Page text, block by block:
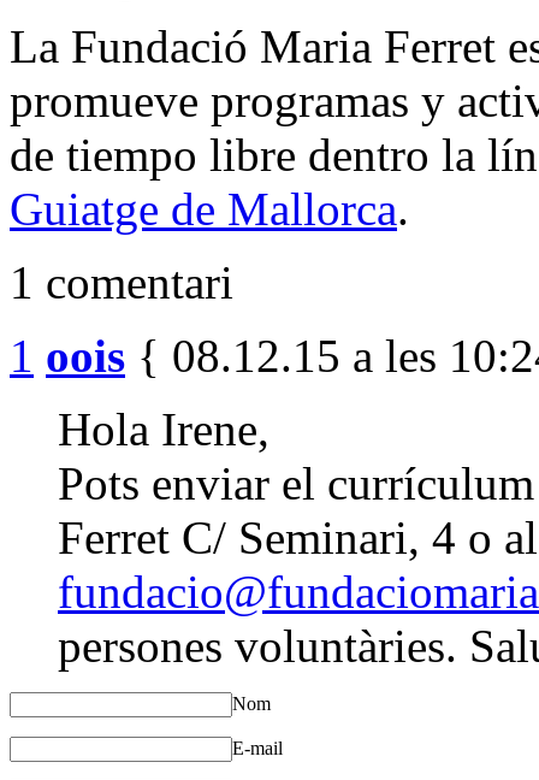
La Fundació Maria Ferret
promueve programas y
de tiempo libre dentro la
Guiatge de Mallorca.
1 comentari
1 oois { 08.12.15 a les
Hola Irene,
Pots enviar el
Ferret C/ Seminari, 4 o
persones voluntàries.
Nom
E-mail